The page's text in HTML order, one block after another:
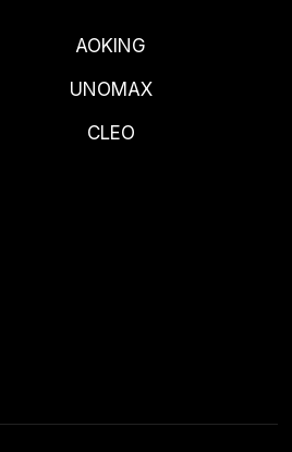
AOKING
UNOMAX
CLEO